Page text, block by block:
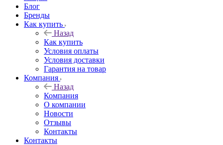
Блог
Бренды
Как купить
Назад
Как купить
Условия оплаты
Условия доставки
Гарантия на товар
Компания
Назад
Компания
О компании
Новости
Отзывы
Контакты
Контакты